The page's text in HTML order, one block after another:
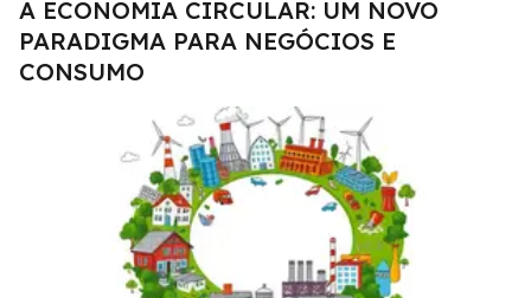
A ECONOMIA CIRCULAR: UM NOVO
PARADIGMA PARA NEGÓCIOS E
CONSUMO